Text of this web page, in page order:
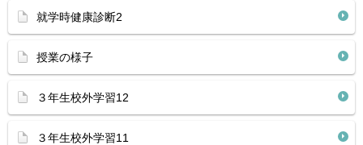
就学時健康診断2
授業の様子
３年生校外学習12
３年生校外学習11